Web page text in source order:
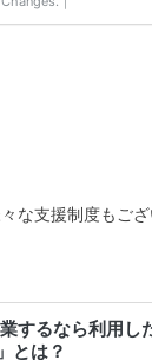
な支援制度もご